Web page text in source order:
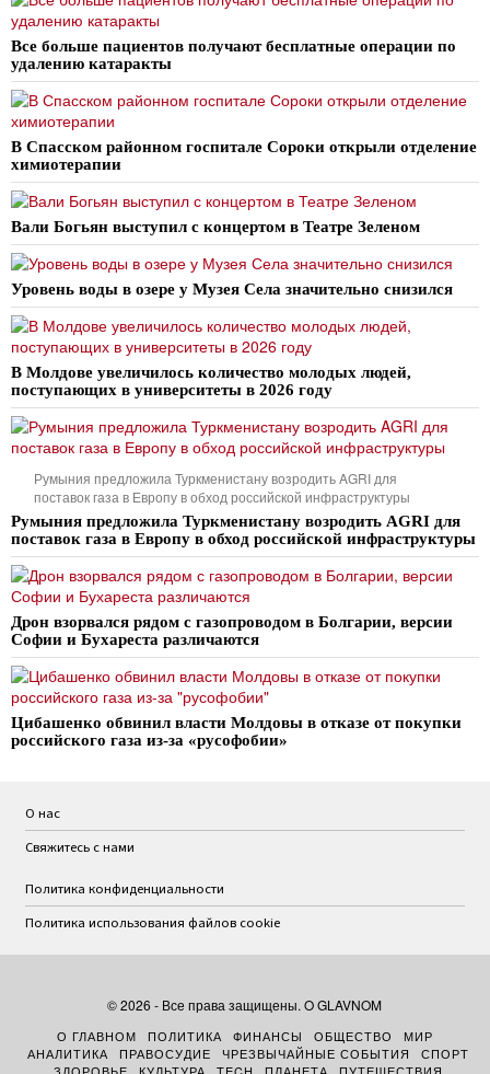
Все больше пациентов получают бесплатные операции по
удалению катаракты
В Спасском районном госпитале Сороки открыли отделение
химиотерапии
Вали Богьян выступил с концертом в Театре Зеленом
Уровень воды в озере у Музея Села значительно снизился
В Молдове увеличилось количество молодых людей,
поступающих в университеты в 2026 году
Румыния предложила Туркменистану возродить AGRI для
поставок газа в Европу в обход российской инфраструктуры
Румыния предложила Туркменистану возродить AGRI для
поставок газа в Европу в обход российской инфраструктуры
Дрон взорвался рядом с газопроводом в Болгарии, версии
Софии и Бухареста различаются
Цибашенко обвинил власти Молдовы в отказе от покупки
российского газа из-за «русофобии»
О нас
Свяжитесь с нами
Политика конфиденциальности
Политика использования файлов cookie
©2026 - Все права защищены. O GLAVNOM
О ГЛАВНОМ ПОЛИТИКА ФИНАНСЫ ОБЩЕСТВО
МИР
АНАЛИТИКА
ПРАВОСУДИЕ ЧРЕЗВЫЧАЙНЫЕ СОБЫТИЯ
СПОРТ
ЗДОРОВЬЕ
КУЛЬТУРА TECH ПЛАНЕТА ПУТЕШЕСТВИЯ